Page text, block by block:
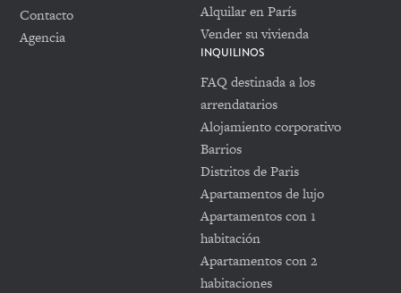
Contacto
Agencia
Alquilar en París
Vender su vivienda
INQUILINOS
FAQ destinada a los
arrendatarios
Alojamiento corporativo
Barrios
Distritos de Paris
Apartamentos de lujo
Apartamentos con 1
habitación
Apartamentos con 2
habitaciones